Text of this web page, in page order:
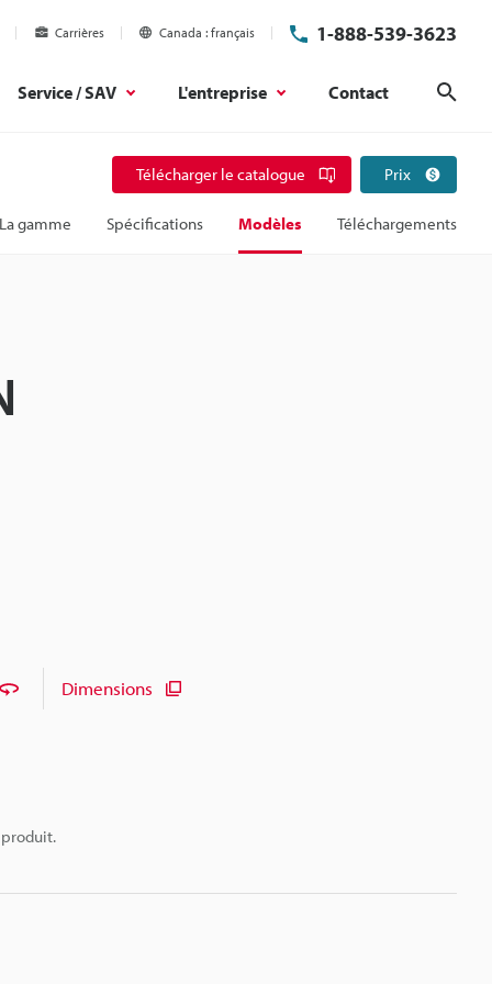
Carrières Canada français 1-888-539-3623
Service / SAV L'entreprise Contact
Télécharger le catalogue Prix
La gamme Spécifications Modèles Téléchargements
Dimensions